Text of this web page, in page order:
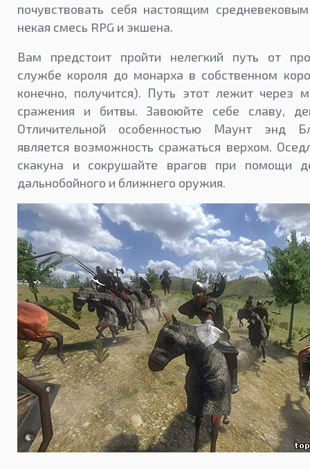
почувствовать себя настоящим
некая смесь RPG и экшена.
Вам предстоит пройти нелегкий путь от
службе короля до монарха в собственном
конечно, получится). Путь этот лежит через
сражения и битвы. Завоюйте себе славу,
Отличительной особенностью Маунт энд
является возможность сражаться верхом.
скакуна и сокрушайте врагов при помощи
дальнобойного и ближнего оружия.